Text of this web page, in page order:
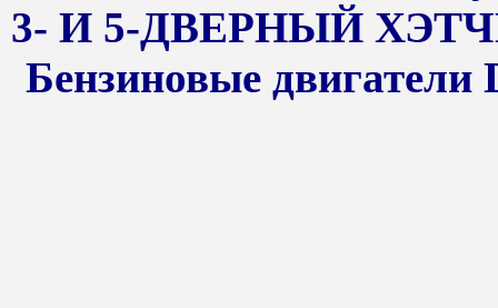
3- И 5-ДВЕРНЫЙ
Бензиновые двигатели